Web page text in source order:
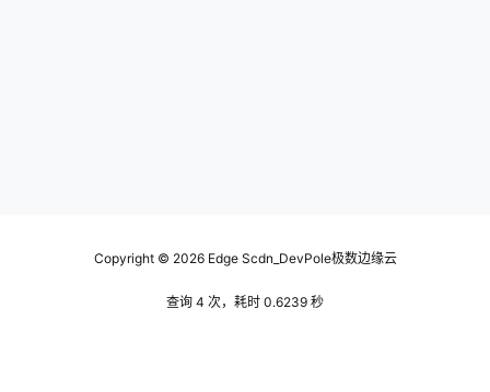
Copyright © 2026Edge Scdn_DevPole极数边缘云
查询 4 次，耗时 0.6239 秒